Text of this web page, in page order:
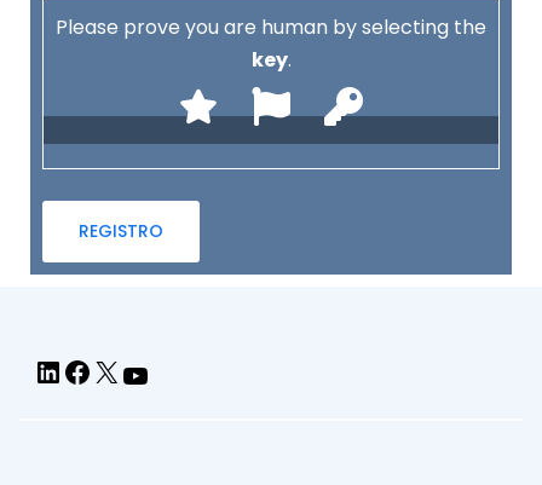
Please prove you are human by selecting the
key.